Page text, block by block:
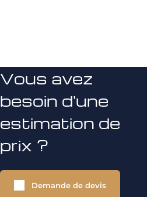
Vous avez
besoin d'une
estimation de
prix ?
Demande de devis